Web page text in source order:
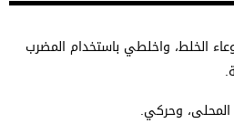
الخلط، واخلطي باستخدام المضرب